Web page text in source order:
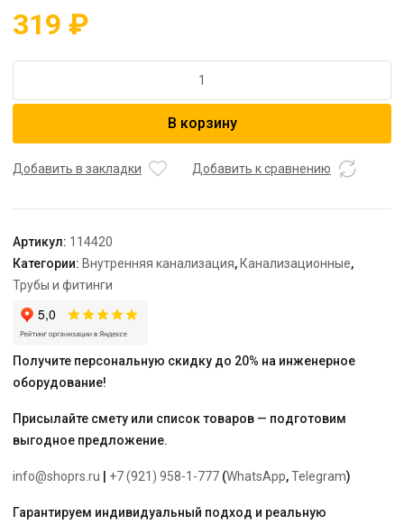
319 ₽
Тройник
90/50*87°
В корзину
Добавить в закладки Добавить к сравнению
Артикул: 114420
Категории: Внутренняя канализация, Канализационные,
Трубы и фитинги
Получите персональную скидку до 20% на инженерное
оборудование!
Присылайте смету или список товаров — подготовим
выгодное предложение.
info@shoprs.ru +7 (921) 958-1-777 (WhatsApp,Telegram)
Гарантируем индивидуальный подход и реальную